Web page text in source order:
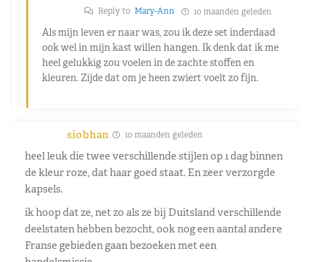
Reply to Mary-Ann 10 maanden geleden
Als mijn leven er naar was, zou ik deze set inderdaad
ook wel in mijn kast willen hangen. Ik denk dat ik me
heel gelukkig zou voelen in de zachte stoffen en
kleuren. Zijde dat om je heen zwiert voelt zo fijn.
siobhan 10 maanden geleden
heel leuk die twee verschillende stijlen op 1 dag binnen
de kleur roze, dat haar goed staat. En zeer verzorgde
kapsels.
ik hoop dat ze, net zo als ze bij Duitsland verschillende
deelstaten hebben bezocht, ook nog een aantal andere
Franse gebieden gaan bezoeken met een